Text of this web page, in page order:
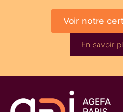
Voir notre
En savoir